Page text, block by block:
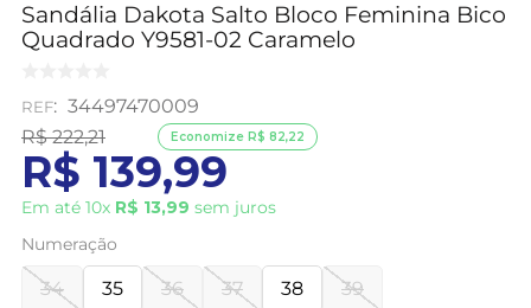
Sandália Dakota Salto Bloco Feminina Bico
Quadrado Y9581-02 Caramelo
: 34497470009
R$ 222,21
R$ 139,99
Em até 10x R$ 13,99 sem juros
Economize R$ 82,22
Numeração
34 35 36 37 38 39